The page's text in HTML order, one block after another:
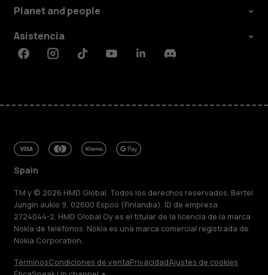
Acerca de
Planet and people
Asistencia
FacebookInstagramTiktokYoutubeLinkedinDiscord
Spain
TM y © 2026 HMD Global. Todos los derechos reservados. Bertel
Jungin aukio 9, 02600 Espoo (Finlandia). ID de empresa
2724044-2. HMD Global Oy es el titular de la licencia de la marca
Nokia de teléfonos. Nokia es una marca comercial registrada de
Nokia Corporation.
TérminosCondiciones de ventaPrivacidadAjustes de cookies